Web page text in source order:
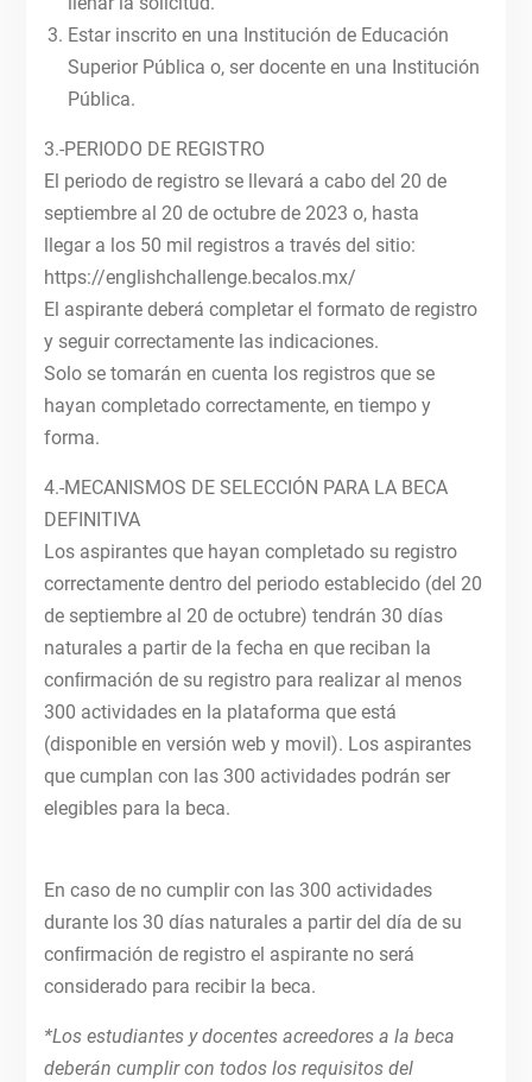
Estar inscrito en una Institución de Educación
Superior Pública o, ser docente en una Institución
Pública.
3.-PERIODO DE REGISTRO
El periodo de registro se llevará a cabo del 20 de
septiembre al 20 de octubre de 2023 o, hasta
llegar a los 50 mil registros a través del sitio:
https://englishchallenge.becalos.mx/
El aspirante deberá completar el formato de registro
y seguir correctamente las indicaciones.
Solo se tomarán en cuenta los registros que se
hayan completado correctamente, en tiempo y
forma.
4.-MECANISMOS DE SELECCIÓN PARA LA BECA
DEFINITIVA
Los aspirantes que hayan completado su registro
correctamente dentro del periodo establecido (del 20
de septiembre al 20 de octubre) tendrán 30 días
naturales a partir de la fecha en que reciban la
conﬁrmación de su registro para realizar al menos
300 actividades en la plataforma que está
(disponible en versión web y movil). Los aspirantes
que cumplan con las 300 actividades podrán ser
elegibles para la beca.
En caso de no cumplir con las 300 actividades
durante los 30 días naturales a partir del día de su
conﬁrmación de registro el aspirante no será
considerado para recibir la beca.
*Los estudiantes y docentes acreedores a la beca
deberán cumplir con todos los requisitos del